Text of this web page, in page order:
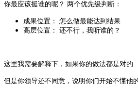
你最应该挺谁的呢？ 两个优先级判断：
成果位置： 怎么做最能达到结果
高层位置： 还不行，我听谁的？
这里我需要解释下，如果你的做法都是对的
但是你领导还不同意，说明你们开始不懂他